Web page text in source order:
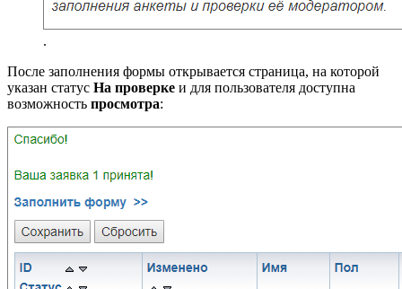
.
После заполнения формы открывается страница, на которой
указан статус На проверке и для пользователя доступна
возможность просмотра: